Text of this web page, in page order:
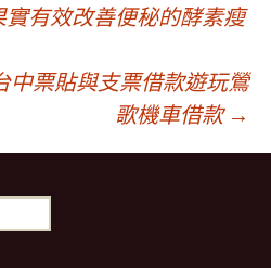
有效改善便秘的酵素瘦
中票貼與支票借款遊玩鶯
歌機車借款 →